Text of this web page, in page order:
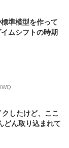
準模型を作って
ムシフトの時期
したけど、ここ
どん取り込まれて